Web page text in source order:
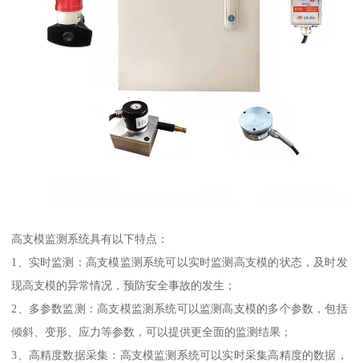
高支模监测系统具有以下特点：
1、实时监测：高支模监测系统可以实时监测高支模的状态，及时发
现高支模的异常情况，预防安全事故的发生；
2、多参数监测：高支模监测系统可以监测高支模的多个参数，包括
倾斜、变形、应力等参数，可以提供更全面的监测结果；
3、高精度数据采集：高支模监测系统可以实时采集高精度的数据，